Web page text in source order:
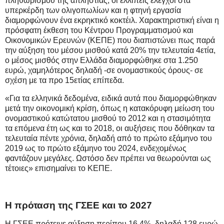
υπερκέρδη των ολιγοπωλίων και η φτηνή εργασία
διαμορφώνουν ένα εκρηκτικό κοκτέιλ. Χαρακτηριστική είναι η
πρόσφατη έκθεση του Κέντρου Προγραμματισμού και
Οικονομικών Ερευνών (ΚΕΠΕ) που διαπιστώνει πως παρά
την αύξηση του μέσου μισθού κατά 20% την τελευταία 4ετία,
ο μέσος μισθός στην Ελλάδα διαμορφώθηκε στα 1.250
ευρώ, χαμηλότερος δηλαδή -σε ονομαστικούς όρους- σε
σχέση με τα προ 15ετίας επίπεδα.
«Για τα ελληνικά δεδομένα, ειδικά αυτά που διαμορφώθηκαν
μετά την οικονομική κρίση, όπως η κατακόρυφη μείωση του
ονομαστικού κατώτατου μισθού το 2012 και η στασιμότητα
τα επόμενα έτη ως και το 2018, οι αυξήσεις που δόθηκαν τα
τελευταία πέντε χρόνια, δηλαδή από το πρώτο εξάμηνο του
2019 ως το πρώτο εξάμηνο του 2024, ενδεχομένως
φαντάζουν μεγάλες. Ωστόσο δεν πρέπει να θεωρούνται ως
τέτοιες» επισημαίνει το ΚΕΠΕ.
Η πρόταση της ΓΣΕΕ και το 2027